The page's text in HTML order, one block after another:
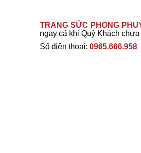
TRANG SỨC PHONG
ngay cả khi Quý Khách
Số điện thoại: 0965.666.958